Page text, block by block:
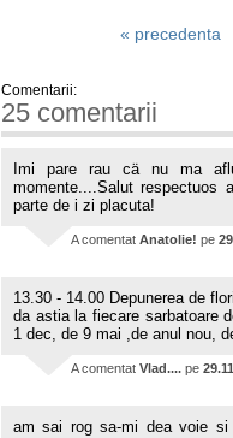
« precedenta
Comentarii:
25 comentarii
Imi pare rau cä nu ma
momente....Salut
parte de i zi placuta!
A comentat Anatolie! pe
13.30 - 14.00 Depunerea de
da astia la fiecare sarbatoare
1 dec, de 9 mai ,de anul nou,
A comentat Vlad.... pe
am sai rog sa-mi dea voie